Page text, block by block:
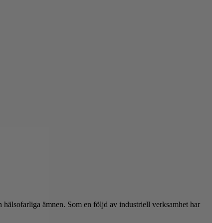
ämnen. Som en följd av industriell verksamhet har